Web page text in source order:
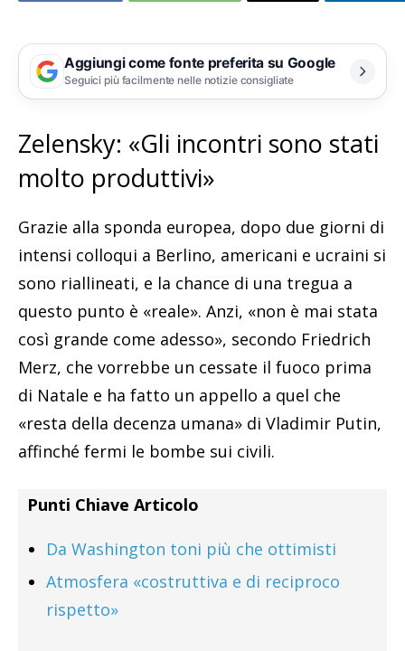
Aggiungi come fonte preferita su Google
Seguici più facilmente nelle notizie consigliate
Zelensky: «Gli incontri sono stati
molto produttivi»
Grazie alla sponda europea, dopo due giorni di
intensi colloqui a Berlino, americani e ucraini si
sono riallineati, e la chance di una tregua a
questo punto è «reale». Anzi, «non è mai stata
così grande come adesso», secondo Friedrich
Merz, che vorrebbe un cessate il fuoco prima
di Natale e ha fatto un appello a quel che
«resta della decenza umana» di Vladimir Putin,
affinché fermi le bombe sui civili.
Punti Chiave Articolo
Da Washington toni più che ottimisti
Atmosfera «costruttiva e di reciproco
rispetto»